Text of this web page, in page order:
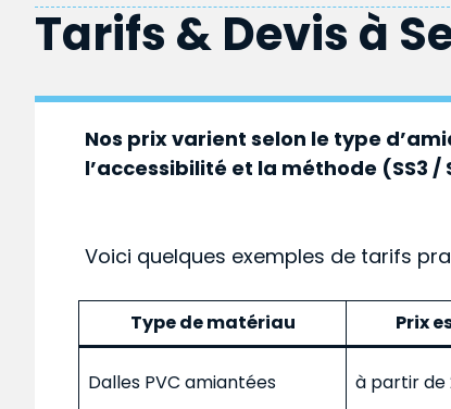
Tarifs & Devis à
Nos prix varient selon le type
l’accessibilité et la méthode (SS3 /
Voici quelques exemples de tarifs
Type de matériau Prix
Dalles PVC amiantées à partir de